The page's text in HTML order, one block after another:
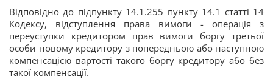
Відповідно до підпункту 14.1.255 пункту 14.1 статті 14
Кодексу, відступлення права вимоги - операція з
переуступки кредитором прав вимоги боргу третьої
особи новому кредитору з попередньою або наступною
компенсацією вартості такого боргу кредитору або без
такої компенсації.